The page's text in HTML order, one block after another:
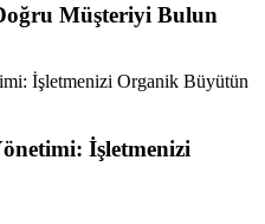
Müşteriyi Bulun
İşletmenizi